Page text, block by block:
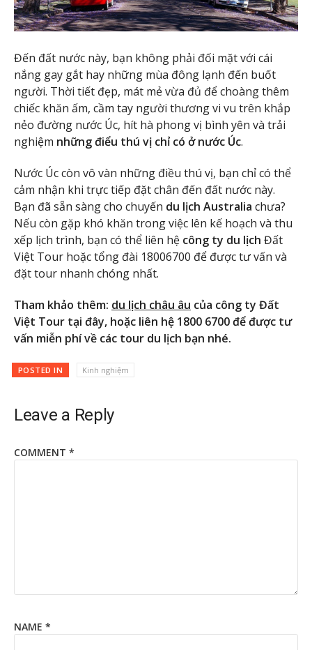
Đến đất nước này, bạn không phải đối mặt với cái
nắng gay gắt hay những mùa đông lạnh đến buốt
người. Thời tiết đẹp, mát mẻ vừa đủ để choàng thêm
chiếc khăn ấm, cầm tay người thương vi vu trên khắp
nẻo đường nước Úc, hít hà phong vị bình yên và trải
nghiệm những điểu thú vị chỉ có ở nước Úc.
Nước Úc còn vô vàn những điều thú vị, bạn chỉ có thể
cảm nhận khi trực tiếp đặt chân đến đất nước này.
Bạn đã sẵn sàng cho chuyến du lịch Australia chưa?
Nếu còn gặp khó khăn trong việc lên kế hoạch và thu
xếp lịch trình, bạn có thể liên hệ công ty du lịch Đất
Việt Tour hoặc tổng đài 18006700 để được tư vấn và
đặt tour nhanh chóng nhất.
Tham khảo thêm: du lịch châu âu của công ty Đất
Việt Tour tại đây, hoặc liên hệ 1800 6700 để được tư
vấn miễn phí về các tour du lịch bạn nhé.
POSTED IN Kinh nghiệm
Leave a Reply
COMMENT *
NAME *